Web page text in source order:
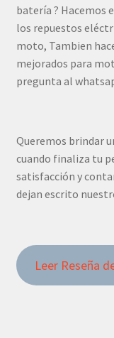
batería ? Hacemos
los repuestos
moto, Tambien
mejorados para
pregunta al
Queremos brindar
cuando finaliza tu
satisfacción y
dejan escrito
Leer Reseña